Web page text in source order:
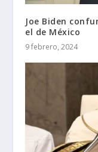
Joe Biden
el de México
9 febrero, 2024